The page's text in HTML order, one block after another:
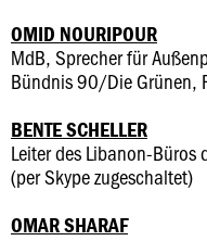
OMID NOURIPOUR
MdB, Sprecher für
Bündnis 90/Die
BENTE SCHELLER
Leiter des Libanon-
(per Skype zugeschaltet)
OMAR SHARAF